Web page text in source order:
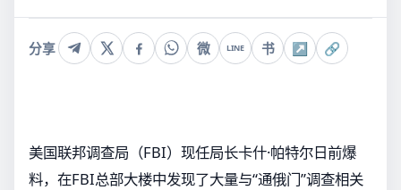
分享 微 LINE 书 ↗ 🔗
美国联邦调查局（FBI）现任局长卡什·帕特尔日前爆
料，在FBI总部大楼中发现了大量与“通俄门”调查相关